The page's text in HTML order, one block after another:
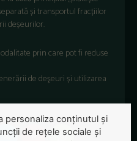
și transportul fracțiilor
deșeurilor.
prin care pot fi reduse
de deşeuri și utilizarea
personaliza conținutul și
de rețele sociale și